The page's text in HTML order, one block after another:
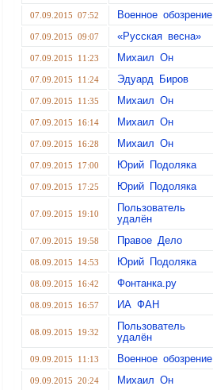
07.09.2015 07:52 Военное обозрение
07.09.2015 09:07 «Русская весна»
07.09.2015 11:23 Михаил Он
07.09.2015 11:24 Эдуард Биров
07.09.2015 11:35 Михаил Он
07.09.2015 16:14 Михаил Он
07.09.2015 16:28 Михаил Он
07.09.2015 17:00 Юрий Подоляка
07.09.2015 17:25 Юрий Подоляка
07.09.2015 19:10
Пользователь
удалён
07.09.2015 19:58 Правое Дело
08.09.2015 14:53 Юрий Подоляка
08.09.2015 16:42 Фонтанка.ру
08.09.2015 16:57 ИА ФАН
08.09.2015 19:32
Пользователь
удалён
09.09.2015 11:13 Военное обозрение
09.09.2015 20:24 Михаил Он